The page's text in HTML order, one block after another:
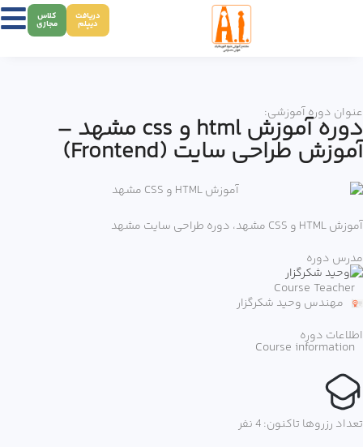
دریافت
دیپلم
کلاس
مجازی
عنوان دوره آموزشی: دوره آموزش html و css مشهد –
آموزش طراحی سایت (Frontend)
آموزش HTML و CSS مشهد، دوره طراحی سایت مشهد
مدرس دوره
Course Teacher
مهندس وحید شکرگزار
اطلاعات دوره
Course information
تعداد رزروها تاکنون: 4 نفر